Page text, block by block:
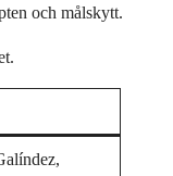
och målskytt.